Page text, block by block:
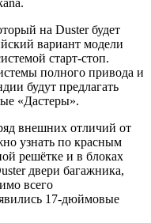
на Duster будет
вариант модели
старт-стоп.
полного привода и
будут предлагать
«Дастеры».
внешних отличий от
узнать по красным
решётке и в блоках
двери багажника,
всего
17-дюймовые